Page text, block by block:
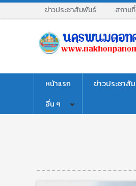
ข่าวประชาสัมพันธ์ สถาน
หน้าแรก ข่าวประชาสั
อื่น ๆ